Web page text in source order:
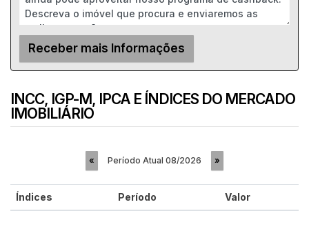
INCC, IGP-M, IPCA E ÍNDICES DO MERCADO
IMOBILIÁRIO
« Período Atual 08/2026 »
Índices Período Valor